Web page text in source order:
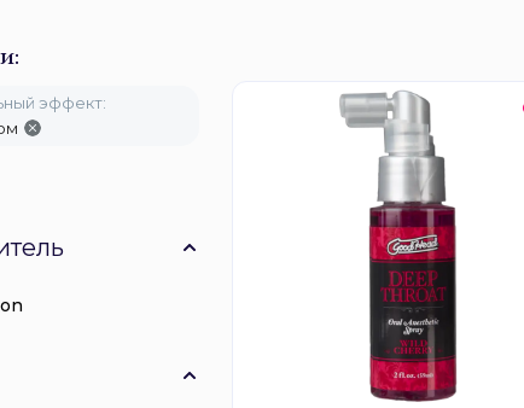
эффект: